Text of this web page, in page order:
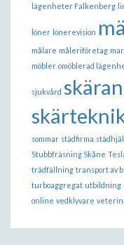
lägenheter Falkenberg
löner lönerevision
målare måleriföretag
möbler omöblerad
sjukvård
sommar städfirma
Stubbfräsning Skåne
trädfällning transport av
turboaggregat utbildning
online vedklyvare